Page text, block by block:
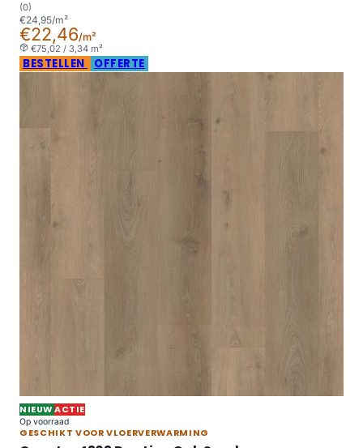
(0)
€24,95/m²
€22,46/m²
€75,02 / 3,34 m²
BESTELLEN OFFERTE
NIEUWACTIE
Op voorraad
GESCHIKT VOOR VLOERVERWARMING